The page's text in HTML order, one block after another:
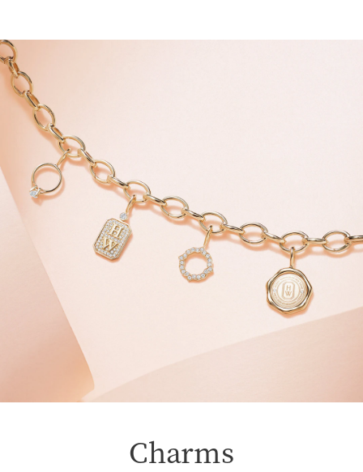
Charms